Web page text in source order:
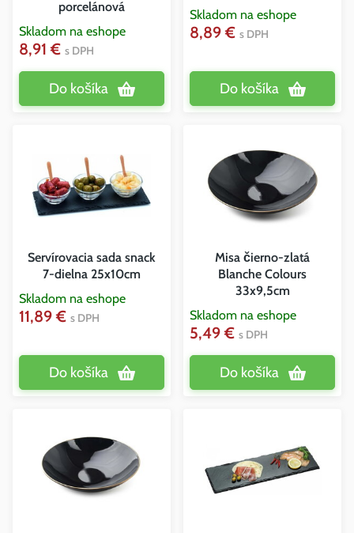
porcelánová
Skladom na eshope
8,91 € s DPH
Do košíka
Skladom na eshope
8,89 € s DPH
Do košíka
Servírovacia sada snack
7-dielna 25x10cm
Skladom na eshope
11,89 € s DPH
Do košíka
Misa čierno-zlatá
Blanche Colours
33x9,5cm
Skladom na eshope
5,49 € s DPH
Do košíka